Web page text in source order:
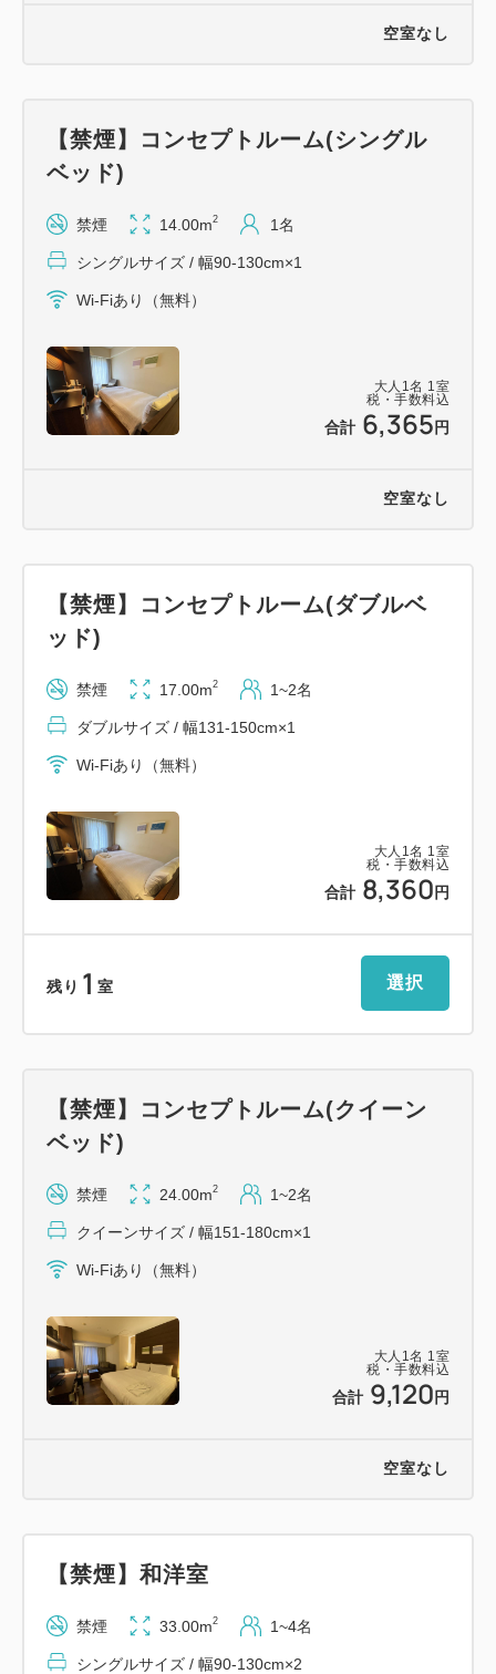
空室なし
大人 1 名 1 室
税・手数料込
合計 6,365 円
【禁煙】コンセプトルーム(シングル
ベッド)
禁煙 14.00m2 1名
シングルサイズ / 幅90-130cm×1
Wi-Fiあり（無料）
空室なし
大人 1 名 1 室
税・手数料込
合計 8,360 円
【禁煙】コンセプトルーム(ダブルベ
ッド)
禁煙 17.00m2 1~2名
ダブルサイズ / 幅131-150cm×1
Wi-Fiあり（無料）
残り 1 室 選択
大人 1 名 1 室
税・手数料込
合計 9,120 円
【禁煙】コンセプトルーム(クイーン
ベッド)
禁煙 24.00m2 1~2名
クイーンサイズ / 幅151-180cm×1
Wi-Fiあり（無料）
空室なし
【禁煙】和洋室
禁煙 33.00m2 1~4名
シングルサイズ / 幅90-130cm×2